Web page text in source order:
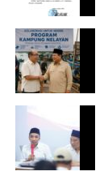
InisiatifBUMIL
komitmen KKN
Melalui sinergi
UNG berharap
maternal yang